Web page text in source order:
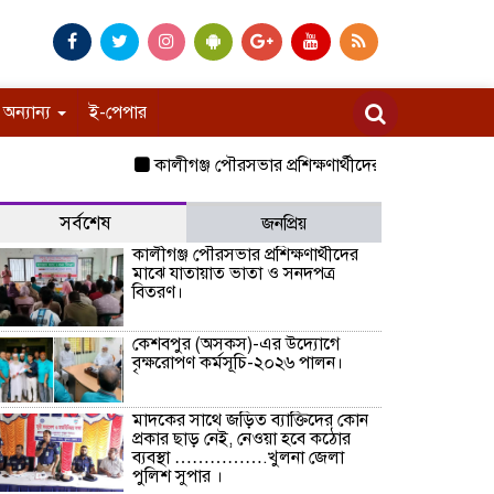
অন্যান্য ই-পেপার
কালীগঞ্জ পৌরসভার প্রশিক্ষণার্থীদের মাঝে যাতায়াত
সর্বশেষ
জনপ্রিয়
কালীগঞ্জ পৌরসভার প্রশিক্ষণার্থীদের
মাঝে যাতায়াত ভাতা ও সনদপত্র
বিতরণ।
কেশবপুর (অসকস)-এর উদ্যোগে
বৃক্ষরোপণ কর্মসূচি-২০২৬ পালন।
মাদকের সাথে জড়িত ব্যাক্তিদের কোন
প্রকার ছাড় নেই, নেওয়া হবে কঠোর
ব্যবস্থা …………….খুলনা জেলা
পুলিশ সুপার ।